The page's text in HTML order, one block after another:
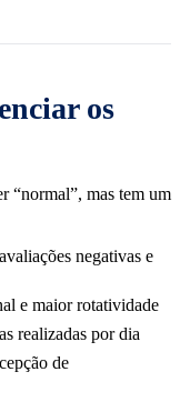
os
“normal”, mas tem um
negativas e
e maior rotatividade
realizadas por dia
de